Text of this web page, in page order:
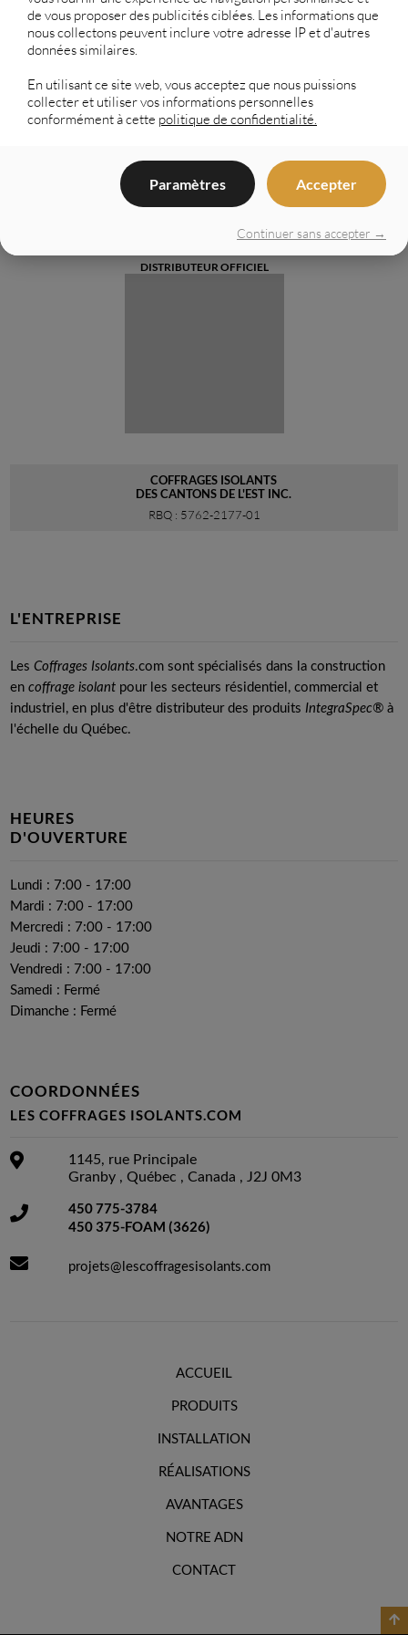
LES
COFFRAGES
ISOLANTS.COM
DISTRIBUTEUR OFFICIEL
COFFRAGES ISOLANTS
DES CANTONS DE L'EST INC.
RBQ : 5762-2177-01
L'ENTREPRISE
LesCoffrages Isolants.com sont spécialisés dans la construction
encoffrage isolant pour les secteurs résidentiel, commercial et
industriel, en plus d'être distributeur des produitsIntegraSpec® à
l'échelle du Québec.
HEURES
D'OUVERTURE
Lundi : 7:00 - 17:00
Mardi : 7:00 - 17:00
Mercredi : 7:00 - 17:00
Jeudi : 7:00 - 17:00
Vendredi : 7:00 - 17:00
Samedi : Fermé
Dimanche : Fermé
COORDONNÉES
LES COFFRAGES ISOLANTS.COM
1145, rue Principale
Granby ,Québec ,Canada ,J2J 0M3
450 775-3784
450 375-FOAM (3626)
projets@lescoffragesisolants.com
ACCUEIL
PRODUITS
INSTALLATION
RÉALISATIONS
AVANTAGES
NOTRE ADN
CONTACT
de vous proposer des publicités ciblées. Les informations que
nous collectons peuvent inclure votre adresse IP et d'autres
données similaires.
En utilisant ce site web, vous acceptez que nous puissions
collecter et utiliser vos informations personnelles
conformément à cette politique de confidentialité.
Paramètres Accepter
Continuer sans accepter →